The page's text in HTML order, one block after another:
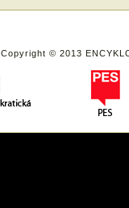
Copyright © 2013